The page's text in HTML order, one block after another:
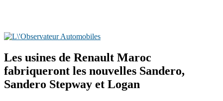
Les usines de Renault Maroc
fabriqueront les nouvelles Sandero,
Sandero Stepway et Logan